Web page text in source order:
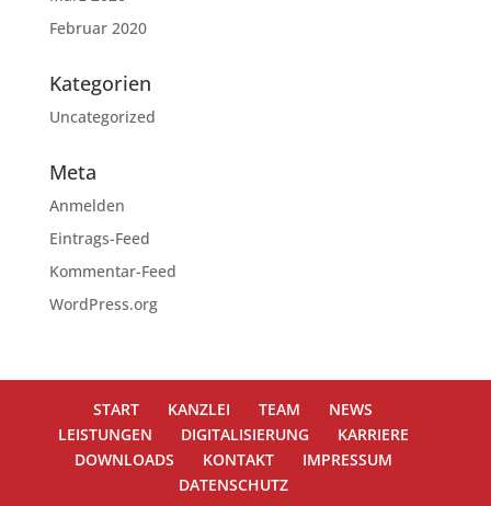
Februar 2020
Kategorien
Uncategorized
Meta
Anmelden
Eintrags-Feed
Kommentar-Feed
WordPress.org
START KANZLEI TEAM
NEWS
LEISTUNGEN
DIGITALISIERUNG
KARRIERE
DOWNLOADS
KONTAKT
IMPRESSUM
DATENSCHUTZ